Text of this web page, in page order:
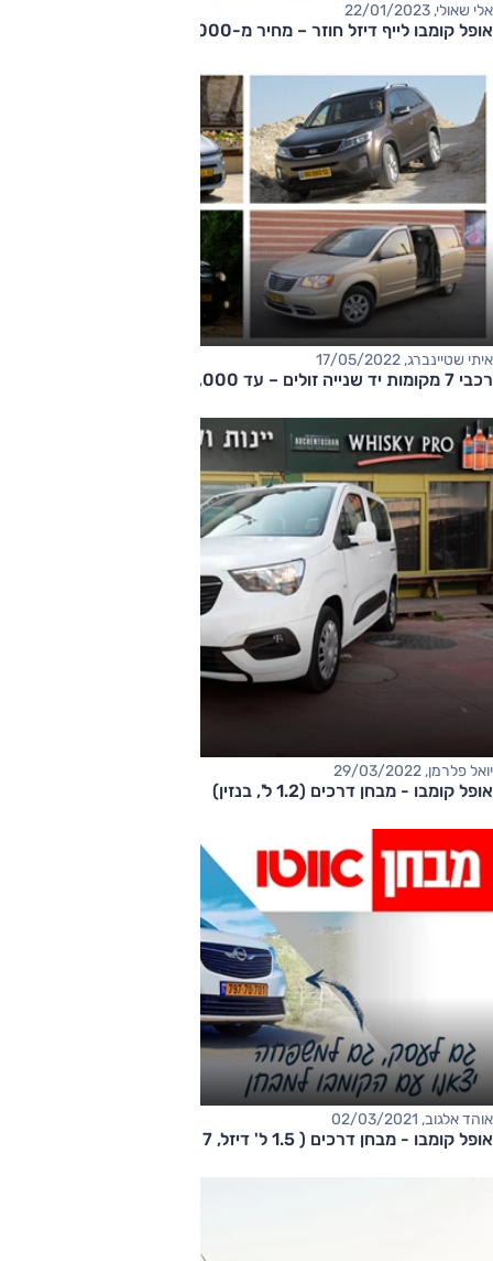
אלי שאולי, 22/01/2023
אופל קומבו לייף דיזל חוזר – מחיר מ-170,000 שקלים
איתי שטיינברג, 17/05/2022
רכבי 7 מקומות יד שנייה זולים – עד 70,000 שקלים
יואל פלרמן, 29/03/2022
אופל קומבו - מבחן דרכים (1.2 ל', בנזין)
אוהד אלגוב, 02/03/2021
אופל קומבו - מבחן דרכים ( 1.5 ל' דיזל, 7 מק')